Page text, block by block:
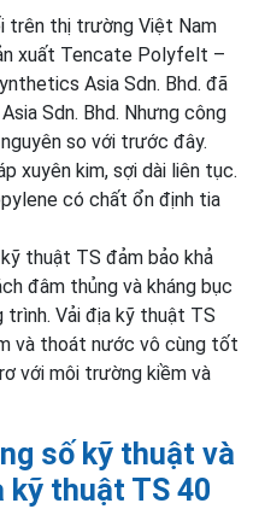
trên thị trường Việt Nam
xuất Tencate Polyfelt –
Asia Sdn. Bhd. đã
Sdn. Bhd. Nhưng công
so với trước đây​.
xuyên kim, sợi dài liên tục.
có chất ổn định tia
thuật TS đảm bảo khả
đâm thủng và kháng bục
Vải địa kỹ thuật TS
và thoát nước vô cùng tốt
với môi trường kiềm và
số kỹ thuật và
kỹ thuật TS 40